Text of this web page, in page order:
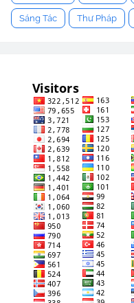
Sáng Tác Thư Pháp